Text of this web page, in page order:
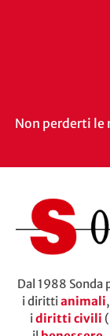
Non perderti
Dal 1988
i dirittianimali
idiritti civili